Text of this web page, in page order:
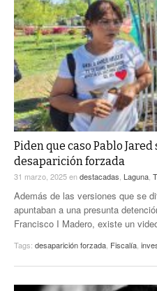
Piden que caso Pablo
desaparición forzada
31 marzo, 2025endestacadas Laguna
Además de las versiones que se
apuntaban a una presunta
Francisco I Madero, existe un
Tags: desaparición forzada Fiscalía